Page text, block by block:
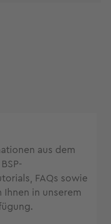
aus dem
FAQs sowie
Ihnen in unserem